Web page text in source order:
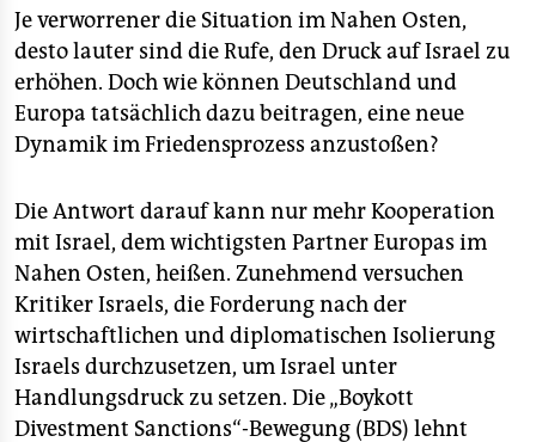
Je verworrener die Situation im Nahen Osten,
desto lauter sind die Rufe, den Druck auf Israel zu
erhöhen. Doch wie können Deutschland und
Europa tatsächlich dazu beitragen, eine neue
Dynamik im Friedensprozess anzustoßen?
Die Antwort darauf kann nur mehr Kooperation
mit Israel, dem wichtigsten Partner Europas im
Nahen Osten, heißen. Zunehmend versuchen
Kritiker Israels, die Forderung nach der
wirtschaftlichen und diplomatischen Isolierung
Israels durchzusetzen, um Israel unter
Handlungsdruck zu setzen. Die „Boykott
Divestment Sanctions“-Bewegung (BDS) lehnt